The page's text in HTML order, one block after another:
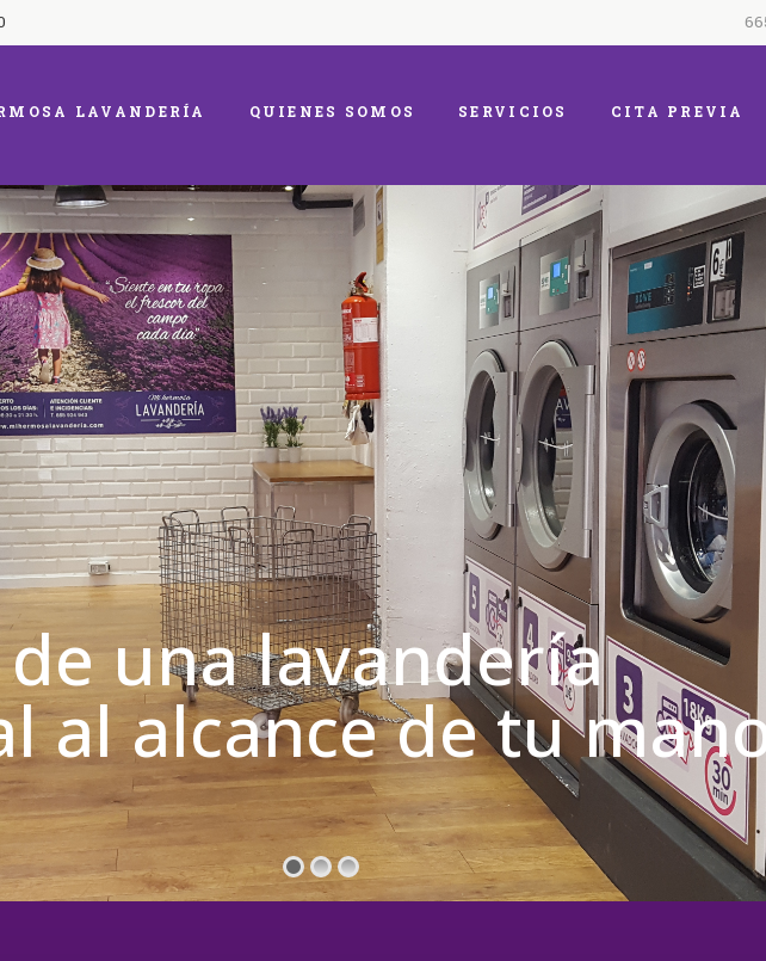
LAVANDERÍA QUIENES SOMOS SERVICIOS CITA PREVIA
una lavandería
al alcance de tu